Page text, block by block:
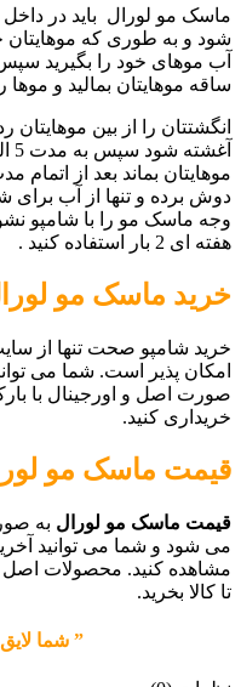
ماسک مو لورال باید در
شود و به طوری که موهایتان
آب موهای خود را بگیرید
ساقه موهایتان بمالید و موها
انگشتتان را از بین
موهایتان بماند بعد از اتمام
دوش برده و تنها از آب برای
وجه ماسک مو را با شامپو
هفته ای 2 بار استفاده کنید .
خرید ماسک مو
خرید شامپو صحت تنها از
امکان پذیر است. شما می
صورت اصل و اورجینال با
خریداری کنید.
قیمت ماسک مو
قیمت ماسک مو لورال به
می شود و شما می توانید
مشاهده کنید. محصولات اصل
تا کالا بخرید.
” شما